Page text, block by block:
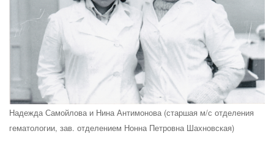
Надежда Самойлова и Нина Антимонова (старшая м/с отделения
гематологии, зав. отделением Нонна Петровна Шахновская)